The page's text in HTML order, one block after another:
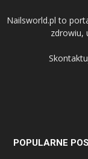
Nailsworld.pl to
zdrowiu,
POPULARNE